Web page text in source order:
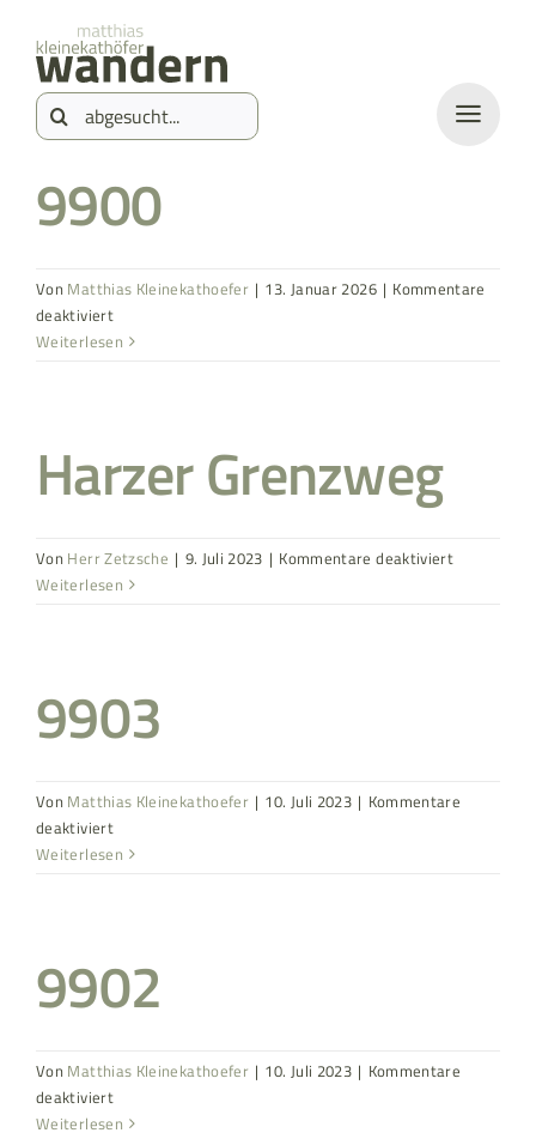
springen
Inhalt
springen
Suche
9900
Von Matthias Kleinekathoefer | 13. Januar 2026 | Kommentare
deaktiviertfür
9900
Weiterlesen
Harzer Grenzweg
Von Herr Zetzsche | 9. Juli 2023 | Kommentare deaktiviertfür
Weiterlesen
9903
Von Matthias Kleinekathoefer | 10. Juli 2023 | Kommentare
deaktiviertfür
9903
Weiterlesen
9902
Von Matthias Kleinekathoefer | 10. Juli 2023 | Kommentare
deaktiviertfür
9902
Weiterlesen